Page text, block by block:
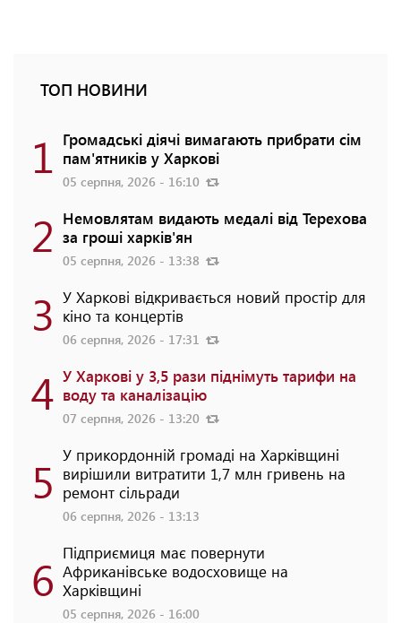
ТОП НОВИНИ
1 Громадські діячі вимагають прибрати сім
пам'ятників у Харкові
05 серпня, 2026 - 16:10
2 Немовлятам видають медалі від Терехова
за гроші харків'ян
05 серпня, 2026 - 13:38
3 У Харкові відкривається новий простір для
кіно та концертів
06 серпня, 2026 - 17:31
4 У Харкові у 3,5 рази піднімуть тарифи на
воду та каналізацію
07 серпня, 2026 - 13:20
5 У прикордонній громаді на Харківщині
вирішили витратити 1,7 млн гривень на
ремонт сільради
06 серпня, 2026 - 13:13
6 Підприємиця має повернути
Африканівське водосховище на
Харківщині
05 серпня, 2026 - 16:00